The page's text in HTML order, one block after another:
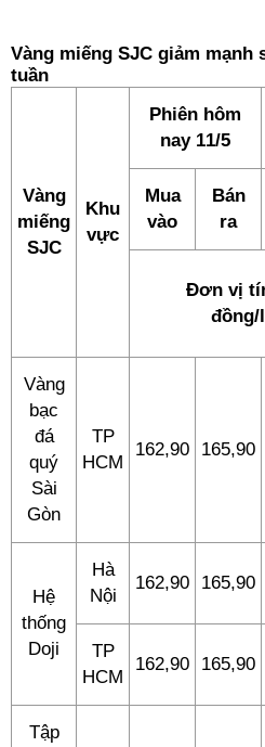
Vàng miếng SJC giảm mạnh
tuần
Vàng
miếng
SJC
Khu
vực
Phiên hôm
nay 11/5
Mua
vào
Bán
ra
Đơn vị
Vàng
bạc
đá
quý
Sài
Gòn
TP
HCM
162,90 165,90
Hệ
thống
Doji
Hà
Nội
162,90 165,90
TP
HCM
162,90 165,90
Tập